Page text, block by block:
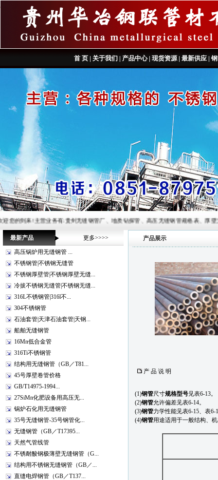
首 页 | 关于我们 | 产品中心| 现货资源| 最新供应 |
的到来!主营业务有:贵州无缝钢管厂、地质钻探管、高压无缝钢管规格表、厚壁无
最新产品 更多>>>>
高压锅炉用无缝钢管 ...
不锈钢管|不锈钢无缝管
不锈钢厚壁管|不锈钢厚壁无缝...
冷拔不锈钢无缝管|不锈钢无缝...
316L不锈钢管|316l不...
304不锈钢管
石油套管|天津石油套管|天钢...
船舶无缝钢管
16Mn低合金管
316Ti不锈钢管
结构用无缝钢管（GB／T81...
45号厚壁卷管价格
GB/T14975-1994...
27SiMn化肥设备用高压无...
锅炉石化用无缝钢管
35号无缝钢管-35号钢管化...
无缝钢管（GB／T17395...
天然气管线管
不锈耐酸钢极薄壁无缝钢管（G...
结构用不锈钢无缝钢管（GB／...
直缝电焊钢管（GB／T137...
产品展示
产 品 说 明
(1)钢管尺寸规格型号见表6-13。
(2)钢管允许偏差见表6-14。
(3)钢管力学性能见表6-15、表6-
(4)钢管用途适用于一般结构、